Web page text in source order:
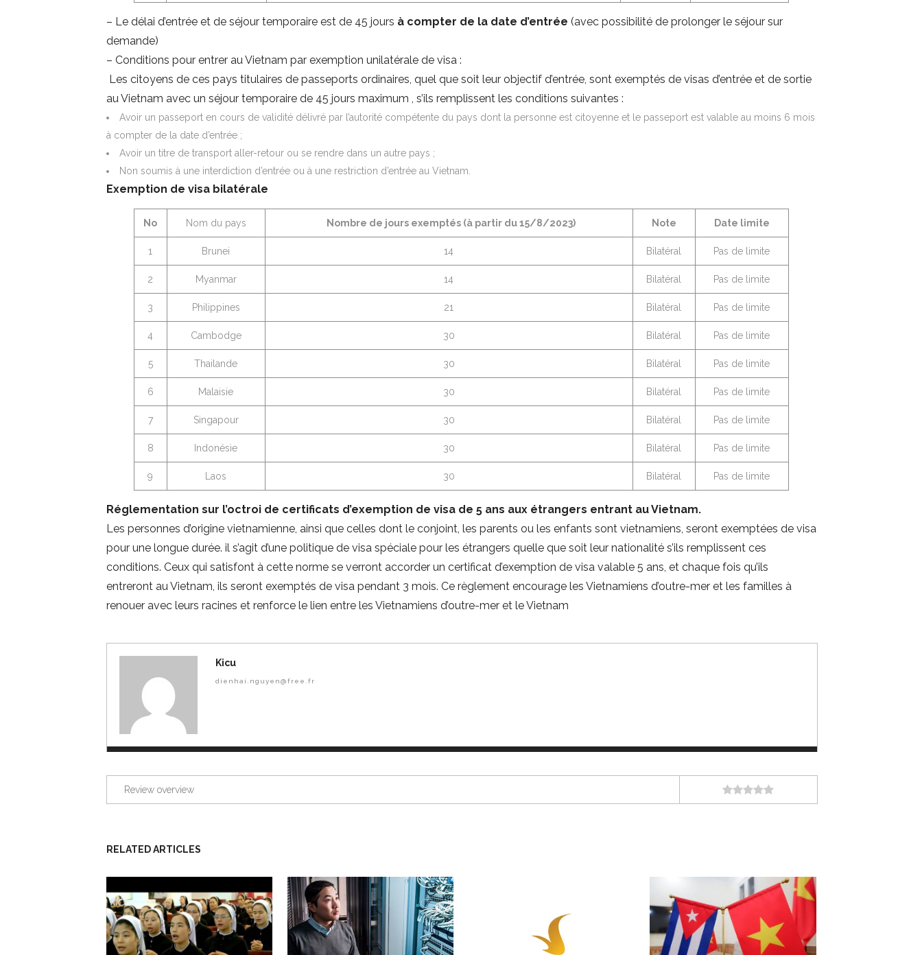
– Le délai d’entrée et de séjour temporaire est de 45 jours à compter de la date d’entrée (avec possibilité de prolonger le séjour sur
demande)
– Conditions pour entrer au Vietnam par exemption unilatérale de visa :
Les citoyens de ces pays titulaires de passeports ordinaires, quel que soit leur objectif d’entrée, sont exemptés de visas d’entrée et de sortie
au Vietnam avec un séjour temporaire de 45 jours maximum , s’ils remplissent les conditions suivantes :
Avoir un passeport en cours de validité délivré par l’autorité compétente du pays dont la personne est citoyenne et le passeport est valable au moins 6 mois
à compter de la date d’entrée ;
Avoir un titre de transport aller-retour ou se rendre dans un autre pays ;
Non soumis à une interdiction d’entrée ou à une restriction d’entrée au Vietnam.
Exemption de visa bilatérale
No Nom du pays Nombre de jours exemptés (à partir du 15/8/2023) Note Date limite
1 Brunei 14 Bilatéral Pas de limite
2 Myanmar 14 Bilatéral Pas de limite
3 Philippines 21 Bilatéral Pas de limite
4 Cambodge 30 Bilatéral Pas de limite
5 Thailande 30 Bilatéral Pas de limite
6 Malaisie 30 Bilatéral Pas de limite
7 Singapour 30 Bilatéral Pas de limite
8 Indonésie 30 Bilatéral Pas de limite
9 Laos 30 Bilatéral Pas de limite
Réglementation sur l’octroi de certificats d’exemption de visa de 5 ans aux étrangers entrant au Vietnam.
Les personnes d’origine vietnamienne, ainsi que celles dont le conjoint, les parents ou les enfants sont vietnamiens, seront exemptées de visa
pour une longue durée. il s’agit d’une politique de visa spéciale pour les étrangers quelle que soit leur nationalité s’ils remplissent ces
conditions. Ceux qui satisfont à cette norme se verront accorder un certificat d’exemption de visa valable 5 ans, et chaque fois qu’ils
entreront au Vietnam, ils seront exemptés de visa pendant 3 mois. Ce règlement encourage les Vietnamiens d’outre-mer et les familles à
renouer avec leurs racines et renforce le lien entre les Vietnamiens d’outre-mer et le Vietnam
Kicu
dienhai.nguyen@free.fr
Review overview
RELATED ARTICLES